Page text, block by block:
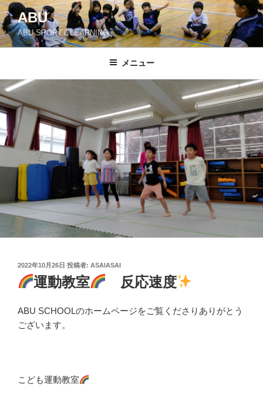
コ
ン
テ
ン
ス
キ
ッ
プ
ABU
ABU SPORT＆LEARNING
メニュー
投
日:
2022年10月26日 投稿者: ASAIASAI
運動教室 反応速度
ABU SCHOOLのホームページをご覧くださりありがとう
ございます。
こども運動教室